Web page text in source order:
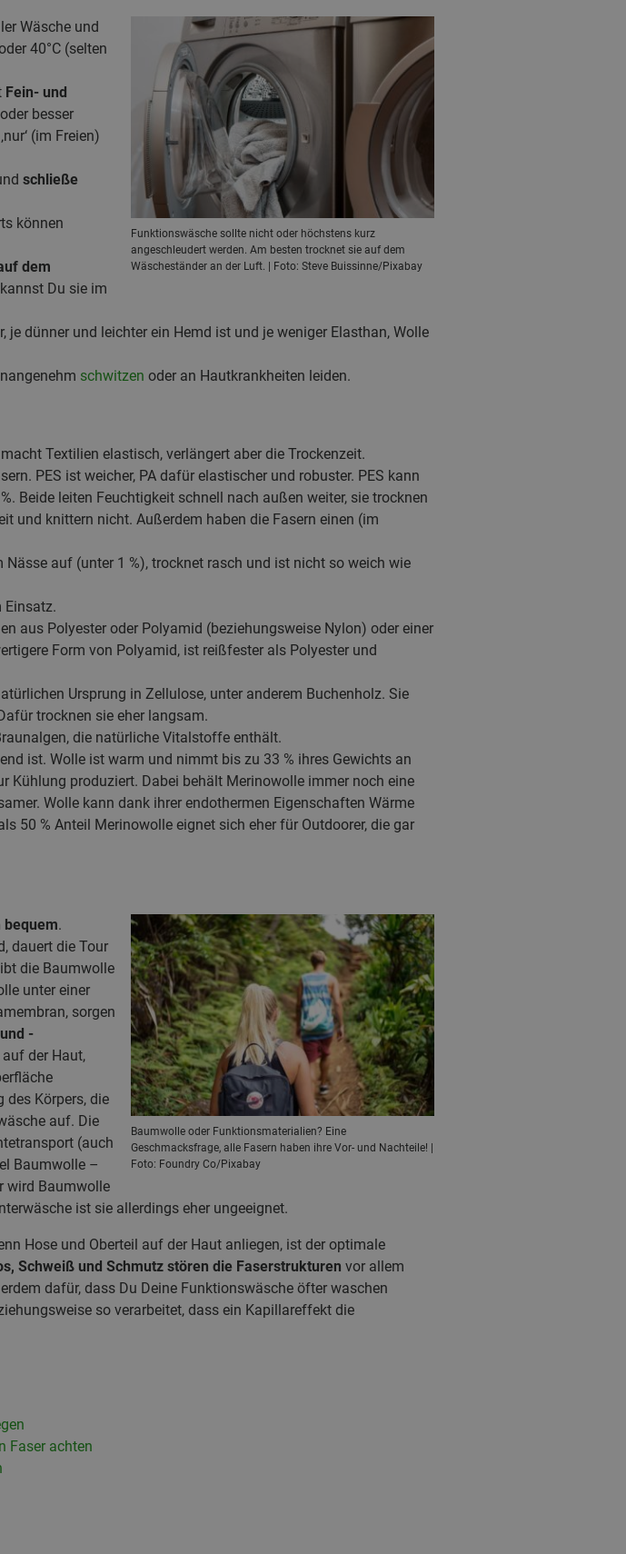
Funktionswäsche sollte nicht oder höchstens kurz
angeschleudert werden. Am besten trocknet sie auf dem
Wäscheständer an der Luft. | Foto: Steve Buissinne/Pixabay
Wäsche und
40°C (selten
Fein- und
besser
(im Freien)
schließe
können
dem
Du sie im
dünner und leichter ein Hemd ist und je weniger Elasthan, Wolle
schwitzen oder an Hautkrankheiten leiden.
Textilien elastisch, verlängert aber die Trockenzeit.
PES ist weicher, PA dafür elastischer und robuster. PES kann
Beide leiten Feuchtigkeit schnell nach außen weiter, sie trocknen
und knittern nicht. Außerdem haben die Fasern einen (im
auf (unter 1 %), trocknet rasch und ist nicht so weich wie
Einsatz.
aus Polyester oder Polyamid (beziehungsweise Nylon) oder einer
Form von Polyamid, ist reißfester als Polyester und
Ursprung in Zellulose, unter anderem Buchenholz. Sie
trocknen sie eher langsam.
die natürliche Vitalstoffe enthält.
ist. Wolle ist warm und nimmt bis zu 33 % ihres Gewichts an
Kühlung produziert. Dabei behält Merinowolle immer noch eine
Wolle kann dank ihrer endothermen Eigenschaften Wärme
50 % Anteil Merinowolle eignet sich eher für Outdoorer, die gar
Baumwolle oder Funktionsmaterialien? Eine
Geschmacksfrage, alle Fasern haben ihre Vor- und Nachteile! |
Foto: Foundry Co/Pixabay
bequem.
dauert die Tour
die Baumwolle
unter einer
sorgen
-
auf der Haut,
Körpers, die
auf. Die
(auch
Baumwolle –
wird Baumwolle
ist sie allerdings eher ungeeignet.
Hose und Oberteil auf der Haut anliegen, ist der optimale
Schweiß und Schmutz stören die Faserstrukturen vor allem
dafür, dass Du Deine Funktionswäsche öfter waschen
so verarbeitet, dass ein Kapillareffekt die
Faser achten